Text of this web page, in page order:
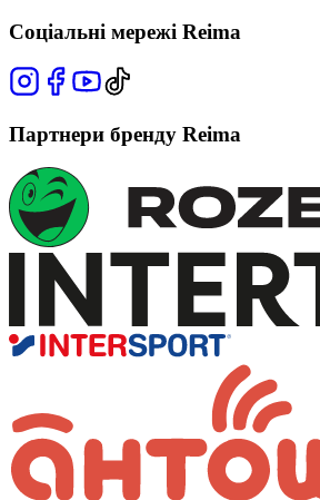
Соціальні мережі Reima
Партнери бренду Reima